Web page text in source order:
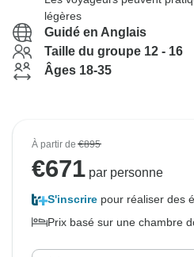
légères
Guidé en Anglais
Taille du groupe 12 - 16
Âges 18-35
À partir de€895
€671 par personne
S'inscrire pour réaliser des
Prix basé sur une chambre